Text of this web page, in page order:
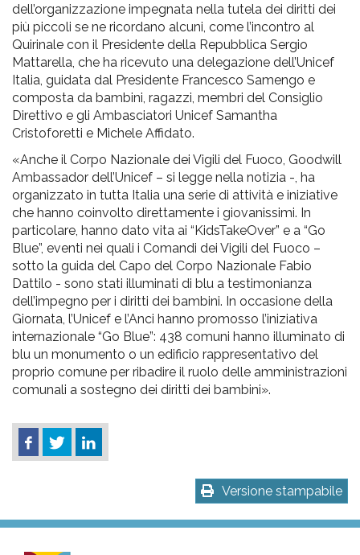
dell’organizzazione impegnata nella tutela dei diritti dei
più piccoli se ne ricordano alcuni, come l’incontro al
Quirinale con il Presidente della Repubblica Sergio
Mattarella, che ha ricevuto una delegazione dell’Unicef
Italia, guidata dal Presidente Francesco Samengo e
composta da bambini, ragazzi, membri del Consiglio
Direttivo e gli Ambasciatori Unicef Samantha
Cristoforetti e Michele Affidato.
«Anche il Corpo Nazionale dei Vigili del Fuoco, Goodwill
Ambassador dell’Unicef – si legge nella notizia -, ha
organizzato in tutta Italia una serie di attività e iniziative
che hanno coinvolto direttamente i giovanissimi. In
particolare, hanno dato vita ai “KidsTakeOver” e a “Go
Blue”, eventi nei quali i Comandi dei Vigili del Fuoco –
sotto la guida del Capo del Corpo Nazionale Fabio
Dattilo - sono stati illuminati di blu a testimonianza
dell’impegno per i diritti dei bambini. In occasione della
Giornata, l’Unicef e l’Anci hanno promosso l’iniziativa
internazionale “Go Blue”: 438 comuni hanno illuminato di
blu un monumento o un edificio rappresentativo del
proprio comune per ribadire il ruolo delle amministrazioni
comunali a sostegno dei diritti dei bambini».
Versione stampabile